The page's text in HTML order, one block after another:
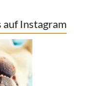
auf Instagram